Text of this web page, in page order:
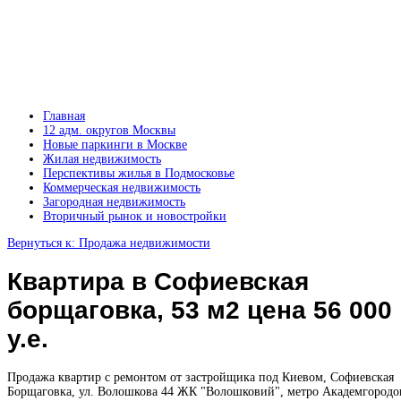
Главная
12 адм. округов Москвы
Новые паркинги в Москве
Жилая недвижимость
Перспективы жилья в Подмосковье
Коммерческая недвижимость
Загородная недвижимость
Вторичный рынок и новостройки
Вернуться к: Продажа недвижимости
Квартира в Софиевская
борщаговка, 53 м2 цена 56 000
у.е.
Продажа квартир с ремонтом от застройщика под Киевом, Софиевская
Борщаговка, ул. Волошкова 44 ЖК "Волошковий", метро